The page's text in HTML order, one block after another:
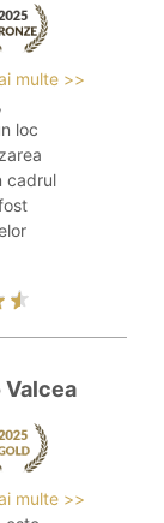
multe >>
loc
cadrul
Valcea
multe >>